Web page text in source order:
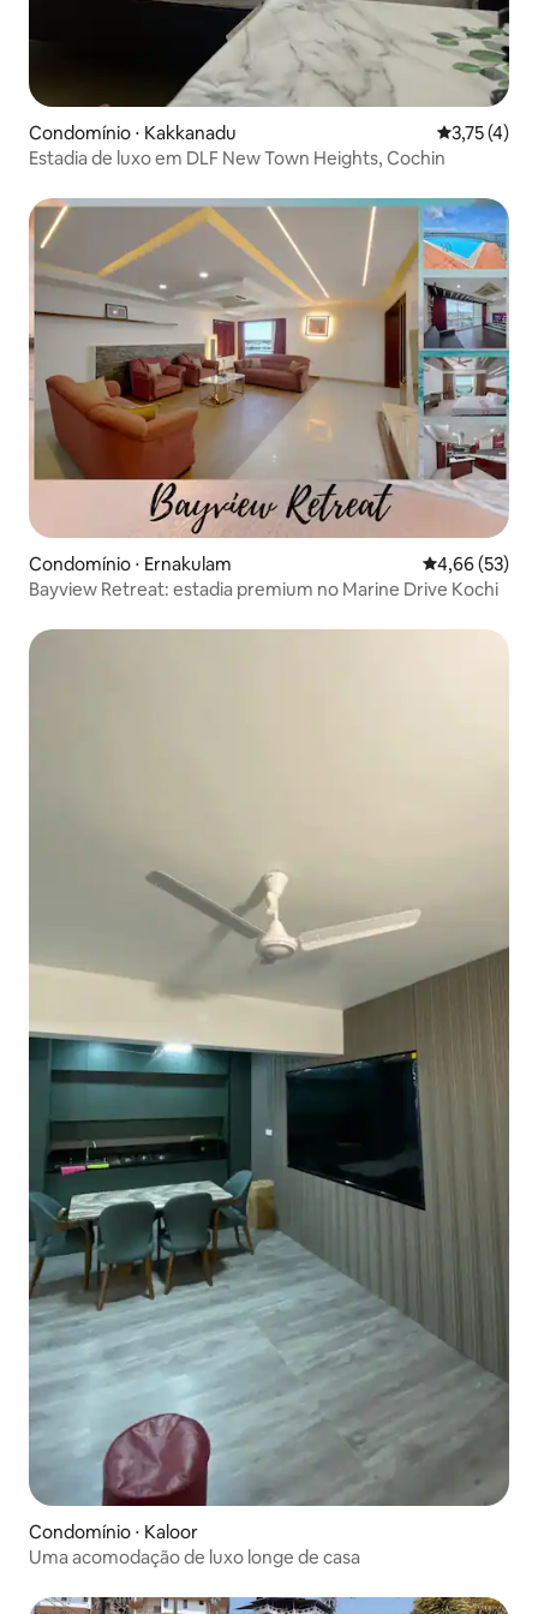
Condomínio ⋅ Kakkanadu 3,75 de
3,75 (4)
Estadia de luxo em DLF New Town Heights, Cochin
Condomínio ⋅ Ernakulam 4,66 de uma
4,66 (53)
Bayview Retreat: estadia premium no Marine Drive Kochi
Condomínio ⋅ Kaloor
Uma acomodação de luxo longe de casa